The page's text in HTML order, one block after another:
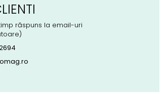
răspuns la email-uri